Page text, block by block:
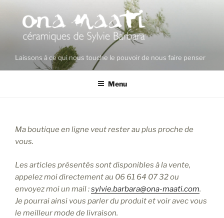
contenu
principal
Laissons à ce qui nous touche le pouvoir de nous faire penser
Menu
Ma boutique en ligne veut rester au plus proche de
vous.
Les articles présentés sont disponibles à la vente,
appelez moi directement au 06 61 64 07 32 ou
envoyez moi un mail :sylvie.barbara@ona-maati.com.
Je pourrai ainsi vous parler du produit et voir avec vous
le meilleur mode de livraison.